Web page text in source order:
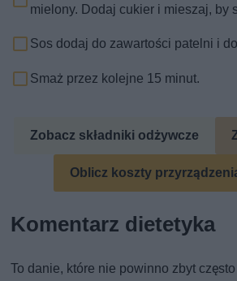
mielony. Dodaj cukier i mieszaj, by
Sos dodaj do zawartości patelni i
Smaż przez kolejne 15 minut.
Zobacz składniki odżywcze
Oblicz koszty
Komentarz dietetyka
To danie, które nie powinno zbyt